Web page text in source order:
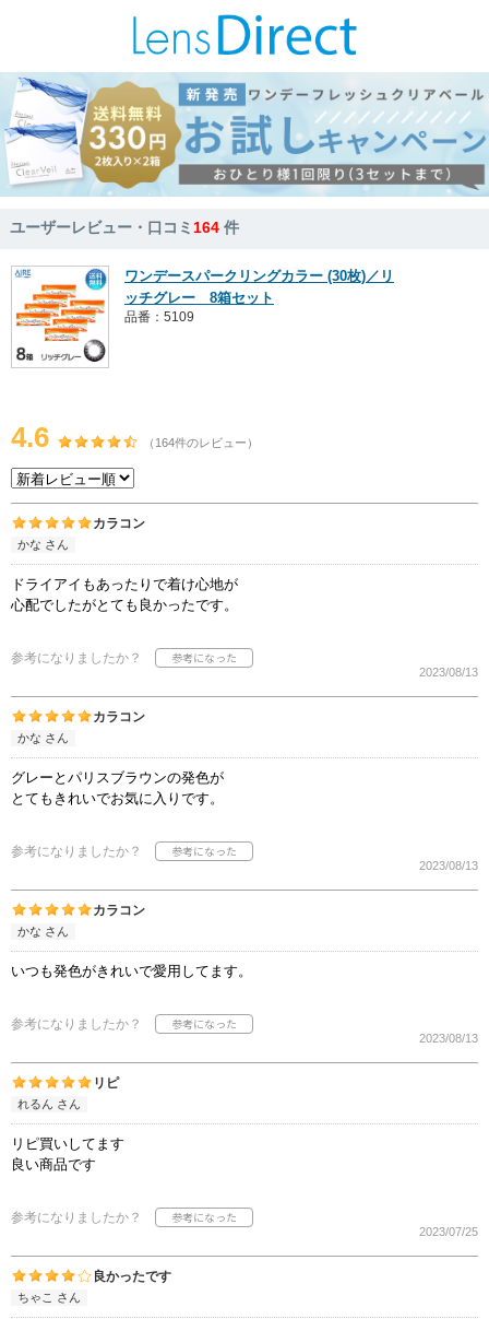
ユーザーレビュー・口コミ164 件
ワンデースパークリングカラー (30枚)／リ
ッチグレー 8箱セット
品番：5109
4.6 （164件のレビュー）
カラコン
かな さん
ドライアイもあったりで着け心地が
心配でしたがとても良かったです。
参考になりましたか？
2023/08/13
カラコン
かな さん
グレーとパリスブラウンの発色が
とてもきれいでお気に入りです。
参考になりましたか？
2023/08/13
カラコン
かな さん
いつも発色がきれいで愛用してます。
参考になりましたか？
2023/08/13
リピ
れるん さん
リピ買いしてます
良い商品です
参考になりましたか？
2023/07/25
良かったです
ちゃこ さん